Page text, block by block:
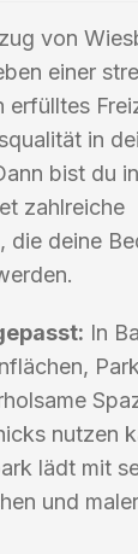
von
einer
erfülltes
in
bist du
zahlreiche
die deine
In
nutzen
lädt mit
und